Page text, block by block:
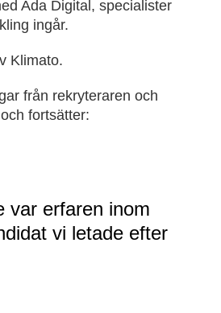
Ada Digital, specialister
ingår.
Klimato.
från rekryteraren och
fortsätter:
var erfaren inom
vi letade efter